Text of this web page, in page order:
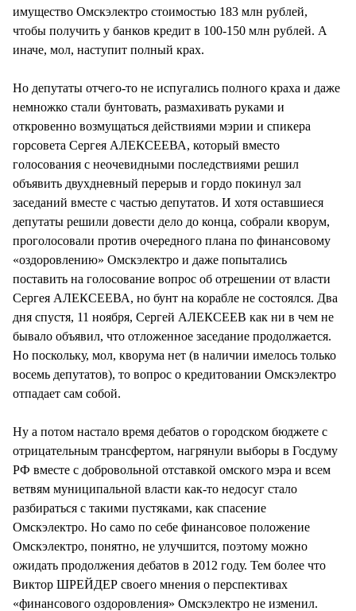
имущество Омскэлектро стоимостью 183 млн рублей,
чтобы получить у банков кредит в 100-150 млн рублей. А
иначе, мол, наступит полный крах.
Но депутаты отчего-то не испугались полного краха и даже
немножко стали бунтовать, размахивать руками и
откровенно возмущаться действиями мэрии и спикера
горсовета Сергея АЛЕКСЕЕВА, который вместо
голосования с неочевидными последствиями решил
объявить двухдневный перерыв и гордо покинул зал
заседаний вместе с частью депутатов. И хотя оставшиеся
депутаты решили довести дело до конца, собрали кворум,
проголосовали против очередного плана по финансовому
«оздоровлению» Омскэлектро и даже попытались
поставить на голосование вопрос об отрешении от власти
Сергея АЛЕКСЕЕВА, но бунт на корабле не состоялся. Два
дня спустя, 11 ноября, Сергей АЛЕКСЕЕВ как ни в чем не
бывало объявил, что отложенное заседание продолжается.
Но поскольку, мол, кворума нет (в наличии имелось только
восемь депутатов), то вопрос о кредитовании Омскэлектро
отпадает сам собой.
Ну а потом настало время дебатов о городском бюджете с
отрицательным трансфертом, нагрянули выборы в Госдуму
РФ вместе с добровольной отставкой омского мэра и всем
ветвям муниципальной власти как-то недосуг стало
разбираться с такими пустяками, как спасение
Омскэлектро. Но само по себе финансовое положение
Омскэлектро, понятно, не улучшится, поэтому можно
ожидать продолжения дебатов в 2012 году. Тем более что
Виктор ШРЕЙДЕР своего мнения о перспективах
«финансового оздоровления» Омскэлектро не изменил.